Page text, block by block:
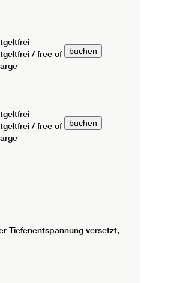
/ free of
/ free of
Tiefenentspannung versetzt,